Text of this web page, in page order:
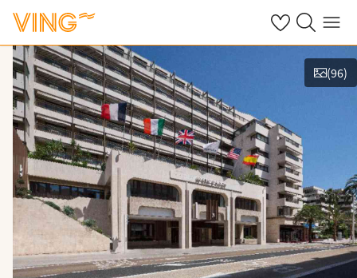
Se dine sparte
Søk påMeny
Vis bilder
(96)